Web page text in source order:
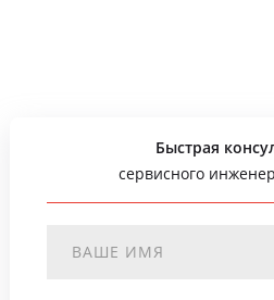
Быстрая
сервисного